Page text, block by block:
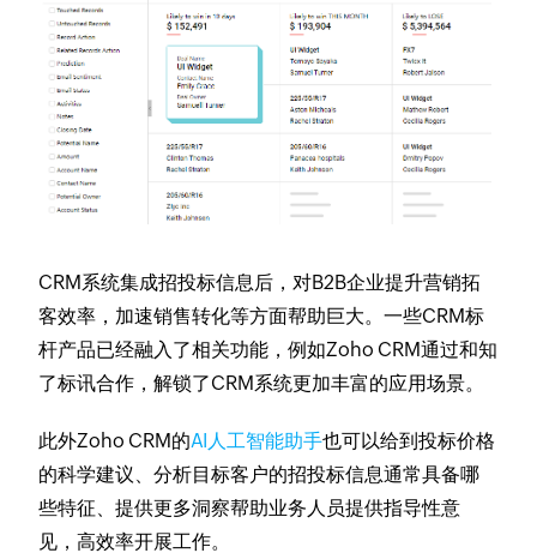
CRM系统集成招投标信息后，对B2B企业提升营销拓
客效率，加速销售转化等方面帮助巨大。一些CRM标
杆产品已经融入了相关功能，例如Zoho CRM通过和知
了标讯合作，解锁了CRM系统更加丰富的应用场景。
此外Zoho CRM的AI人工智能助手也可以给到投标价格
的科学建议、分析目标客户的招投标信息通常具备哪
些特征、提供更多洞察帮助业务人员提供指导性意
见，高效率开展工作。